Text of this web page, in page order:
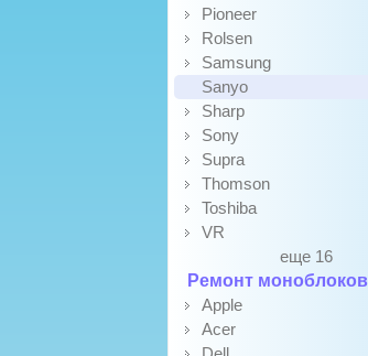
Pioneer
Rolsen
Samsung
Sanyo
Sharp
Sony
Supra
Thomson
Toshiba
VR
еще 16
Ремонт моноблоков
Apple
Acer